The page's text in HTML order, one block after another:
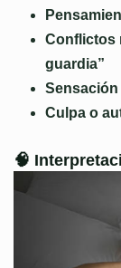
Conflictos
guardia”
Culpa o
🧠